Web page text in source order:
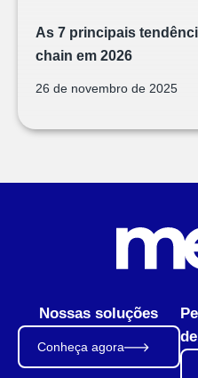
As 7 principais
chain em 2026
26 de novembro de 2025
Nossas soluções
Conheça agora